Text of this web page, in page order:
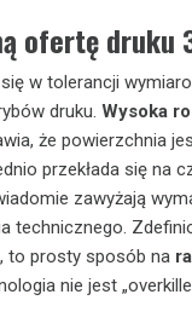
ofertę druku
w tolerancji
druku. Wysoka
że powierzchnia
przekłada się na
zawyżają
technicznego.
to prosty sposób na
nie jest